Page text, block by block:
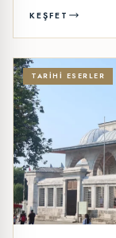
KEŞFET
TARIHI ESERLER